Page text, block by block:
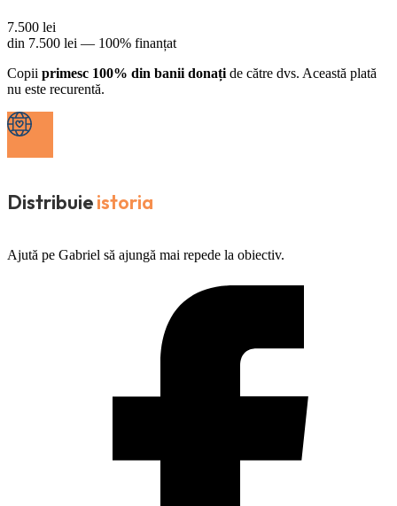
7.500 lei
din 7.500 lei — 100% finanțat
Copii primesc 100% din banii donați de către dvs. Această plată
nu este recurentă.
Distribuieistoria
Ajută pe Gabriel să ajungă mai repede la obiectiv.